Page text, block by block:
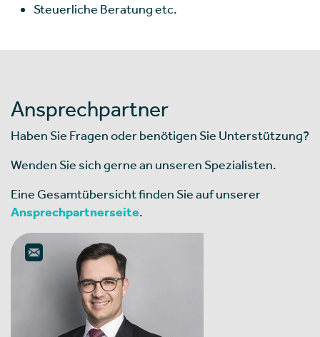
Steuerliche Beratung etc.
Ansprechpartner
Haben Sie Fragen oder benötigen Sie Unterstützung?
Wenden Sie sich gerne an unseren Spezialisten.
Eine Gesamtübersicht finden Sie auf unserer
Ansprechpartnerseite.